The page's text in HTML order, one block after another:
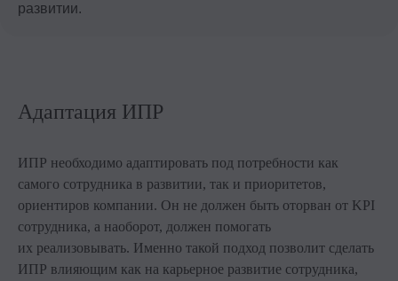
развитии.
Адаптация ИПР
ИПР необходимо адаптировать под потребности как
самого сотрудника в развитии, так и приоритетов,
ориентиров компании. Он не должен быть оторван от KPI
сотрудника, а наоборот, должен помогать
их реализовывать. Именно такой подход позволит сделать
ИПР влияющим как на карьерное развитие сотрудника,